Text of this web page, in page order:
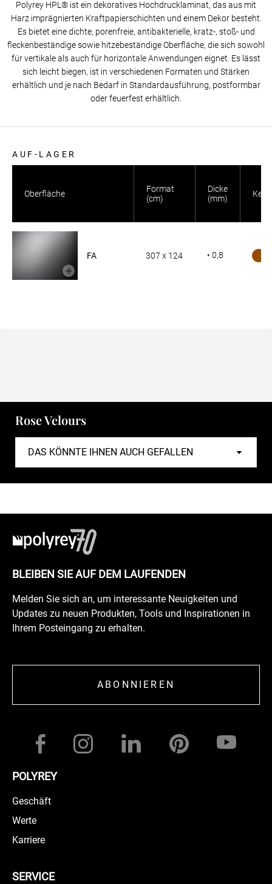
Polyrey HPL® ist ein dekoratives Hochdrucklaminat, das aus mit
Harz imprägnierten Kraftpapierschichten und einem Dekor besteht.
Es bietet eine dichte, porenfreie, antibakterielle, kratz-, stoß- und
fleckenbeständige sowie hitzebeständige Oberfläche, die sich sowohl
für vertikale als auch für horizontale Anwendungen eignet. Es lässt
sich leicht biegen, ist in verschiedenen Formaten und Stärken
erhältlich und je nach Bedarf in Standardausführung, postformbar
oder feuerfest erhältlich.
AUF-LAGER
Oberfläche
Format
(cm)
Dicke
(mm)
FA 307 x 124 • 0,8
Rose Velours
BLEIBEN SIE AUF DEM LAUFENDEN
Melden Sie sich an, um interessante Neuigkeiten und
Updates zu neuen Produkten, Tools und Inspirationen in
Ihrem Posteingang zu erhalten.
ABONNIEREN
POLYREY
Geschäft
Werte
Karriere
SERVICE